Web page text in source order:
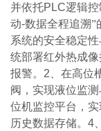
并依托PLC逻辑控
动-数据全程追溯”
系统的安全稳定
统部署红外热成
报警。 2 、在高
阀，实现液位监测
位机监控平台，
历史数据存储。 4